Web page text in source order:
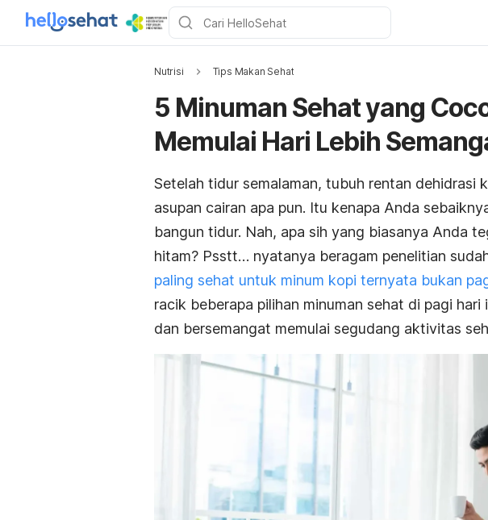
Nutrisi Tips Makan Sehat
5 Minuman Sehat yang
Memulai Hari Lebih
Setelah tidur semalaman, tubuh rentan dehidrasi
asupan cairan apa pun. Itu kenapa Anda
bangun tidur. Nah, apa sih yang biasanya Anda
hitam? Psstt… nyatanya beragam penelitian
paling sehat untuk minum kopi ternyata bukan
racik beberapa pilihan minuman sehat di pagi
dan bersemangat memulai segudang aktivitas